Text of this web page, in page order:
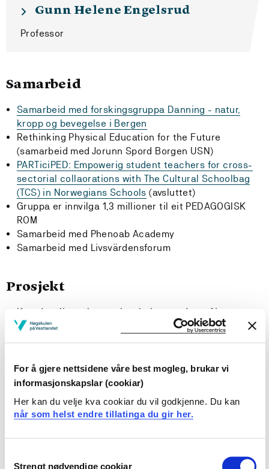
For å gjere nettsidene våre best mogleg, brukar vi
informasjonskapslar (cookiar)
Her kan du velje kva cookiar du vil godkjenne. Du kan
når som helst endre tillatinga du gir her.
Strengt nødvendige cookiar
Gunn Helene Engelsrud
Professor
Samarbeid
Samarbeid med forskingsgruppa Danning - natur,
kropp og bevegelse i Bergen
Rethinking Physical Education for the Future
(samarbeid med Jorunn Spord Borgen USN)
PARTiciPED: Empowerig student teachers for cross-
sectorial collaorations with The Cultural Schoolbag
(TCS) in Norwegians Schools (avsluttet)
Gruppa er innvilga 1,3 millioner til eit PEDAGOGISK
ROM
Samarbeid med Phenoab Academy
Samarbeid med Livsvärdensforum
Prosjekt
Kvardagslivets bevegelseskultur med turgåing som
case - sjå nedanfor
Profesjonsfellesskap i lærerutdanning, med
kroppsøving som case
Pedagogisk laboratorium
Movement culture paradoxes. A critical study of the
Being in Nature – examining the being in well-being